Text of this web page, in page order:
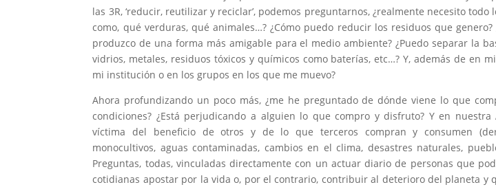
las 3R, ‘reducir, reutilizar y reciclar’, podemos preguntarnos, ¿realmente necesito todo
como, qué verduras, qué animales…? ¿Cómo puedo reducir los residuos que
produzco de una forma más amigable para el medio ambiente? ¿Puedo separar la
vidrios, metales, residuos tóxicos y químicos como baterías, etc…? Y, además de en
mi institución o en los grupos en los que me muevo?
Ahora profundizando un poco más, ¿me he preguntado de dónde viene lo que
condiciones? ¿Está perjudicando a alguien lo que compro y disfruto? Y en nuestra
víctima del beneficio de otros y de lo que terceros compran y consumen
monocultivos, aguas contaminadas, cambios en el clima, desastres naturales,
Preguntas, todas, vinculadas directamente con un actuar diario de personas que
cotidianas apostar por la vida o, por el contrario, contribuir al deterioro del planeta y